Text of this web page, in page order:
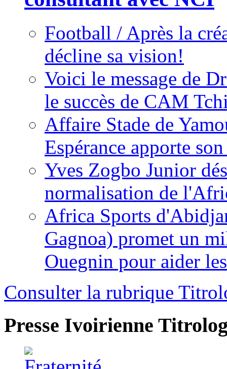
Football / Après la
décline sa vision!
Voici le message de
le succès de CAM
Affaire Stade de
Espérance apporte
Yves Zogbo Junior
normalisation de
Africa Sports
Gagnoa) promet un
Ouegnin pour aider
Consulter la rubrique
Presse Ivoirienne